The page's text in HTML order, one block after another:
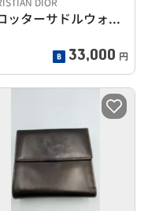
トロッターサドルウォレット
33,000 円